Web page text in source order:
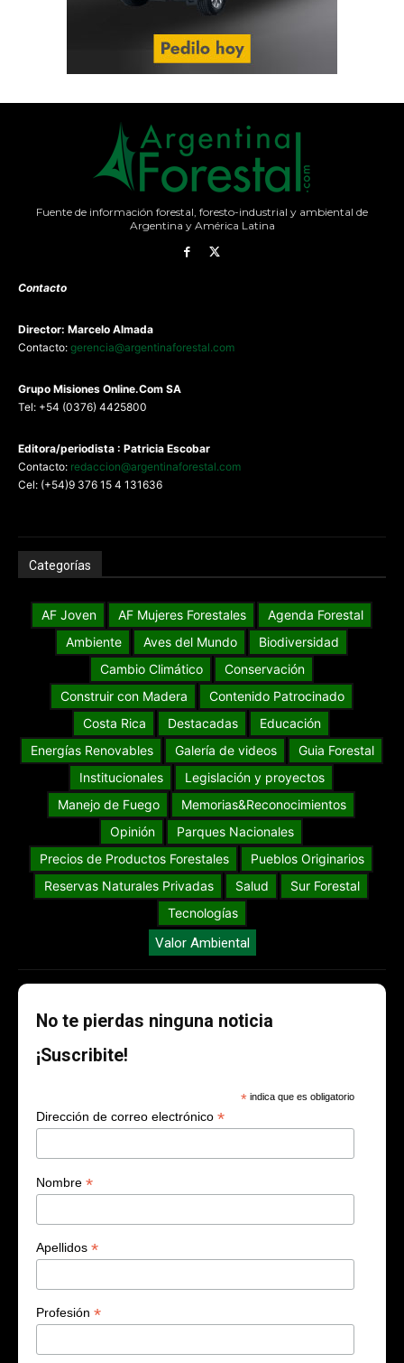
Fuente de información forestal, foresto-industrial y ambiental de
Argentina y América Latina
Contacto
Director: Marcelo Almada
Contacto: gerencia@argentinaforestal.com
Grupo Misiones Online.Com SA
Tel: +54 (0376) 4425800
Editora/periodista : Patricia Escobar
Contacto: redaccion@argentinaforestal.com
Cel: (+54)9 376 15 4 131636
Categorías
AF Joven AF Mujeres Forestales
Agenda Forestal
Ambiente
Aves del Mundo
Biodiversidad
Cambio Climático
Conservación
Construir con Madera
Contenido Patrocinado
Costa Rica
Destacadas
Educación
Energías Renovables
Galería de videos
Guia Forestal
Institucionales
Legislación y proyectos
Manejo de Fuego
Memorias&Reconocimientos
Opinión
Parques Nacionales
Precios de Productos Forestales
Pueblos Originarios
Reservas Naturales Privadas
Salud
Sur Forestal
Tecnologías
Valor Ambiental
No te pierdas ninguna noticia
¡Suscribite!
* indica que es obligatorio
Dirección de correo electrónico *
Nombre *
Apellidos *
Profesión *